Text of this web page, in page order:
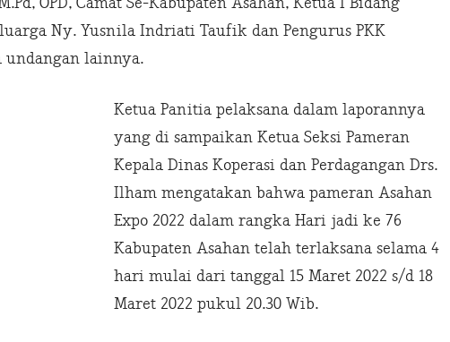
Ny. Yusnila Indriati Taufik dan Pengurus PKK
undangan lainnya.
Ketua Panitia pelaksana dalam laporannya
yang di sampaikan Ketua Seksi Pameran
Kepala Dinas Koperasi dan Perdagangan Drs.
Ilham mengatakan bahwa pameran Asahan
Expo 2022 dalam rangka Hari jadi ke 76
Kabupaten Asahan telah terlaksana selama 4
hari mulai dari tanggal 15 Maret 2022 s/d 18
Maret 2022 pukul 20.30 Wib.